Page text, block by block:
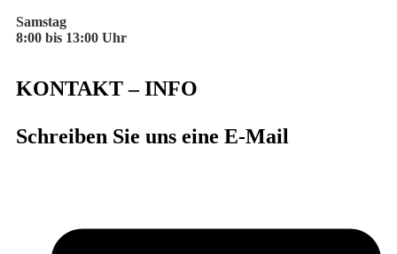
Samstag
8:00 bis 13:00 Uhr
KONTAKT – INFO
Schreiben Sie uns eine E-Mail